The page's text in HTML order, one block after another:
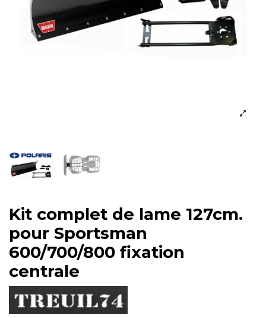
Kit complet de lame 127cm.
pour Sportsman
600/700/800 fixation
centrale